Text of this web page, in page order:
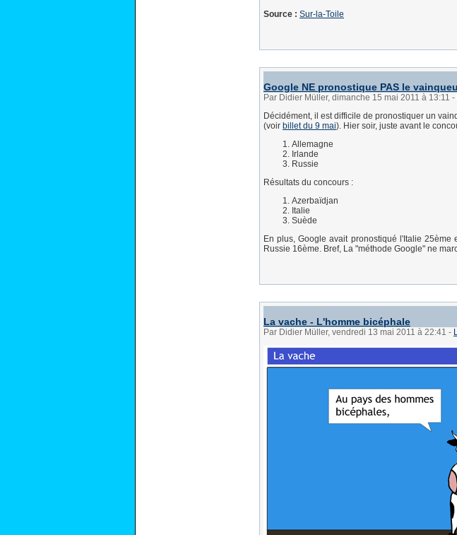
Source : Sur-la-Toile
Google NE pronostique PAS le
Par Didier Müller, dimanche 15 mai 2011 à 13:11 -
Décidément, il est difficile de pronostiquer un
(voir billet du 9 mai). Hier soir, juste avant le
Allemagne
Irlande
Russie
Résultats du concours :
Azerbaïdjan
Italie
Suède
En plus, Google avait pronostiqué l'Italie
Russie 16ème. Bref, La "méthode Google" ne
La vache - L'homme bicéphale
Par Didier Müller, vendredi 13 mai 2011 à 22:41 -